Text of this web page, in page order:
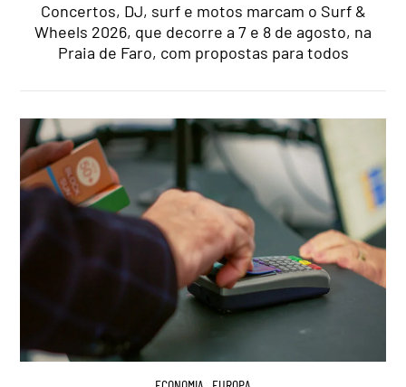
Concertos, DJ, surf e motos marcam o Surf &
Wheels 2026, que decorre a 7 e 8 de agosto, na
Praia de Faro, com propostas para todos